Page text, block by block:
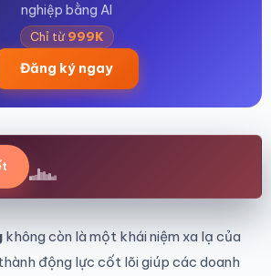
nghiệp bằng AI
Chỉ từ 999K
Đăng ký ngay
không còn là một khái niệm xa lạ của
động lực cốt lõi giúp các doanh